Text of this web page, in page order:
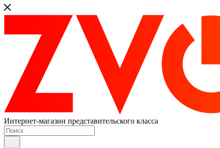
Интернет-магазин представительского класса